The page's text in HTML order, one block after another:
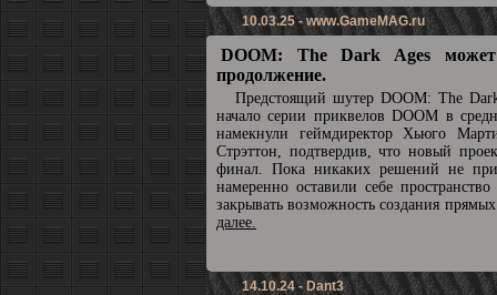
10.03.25 -www.GameMAG.ru
DOOM: The Dark Ages может
продолжение.
Предстоящий шутер DOOM: The
начало серии приквелов DOOM в
намекнули геймдиректор Хьюго
Стрэттон, подтвердив, что новый
финал. Пока никаких решений не
намеренно оставили себе
закрывать возможность создания
далее.
14.10.24 - Dant3